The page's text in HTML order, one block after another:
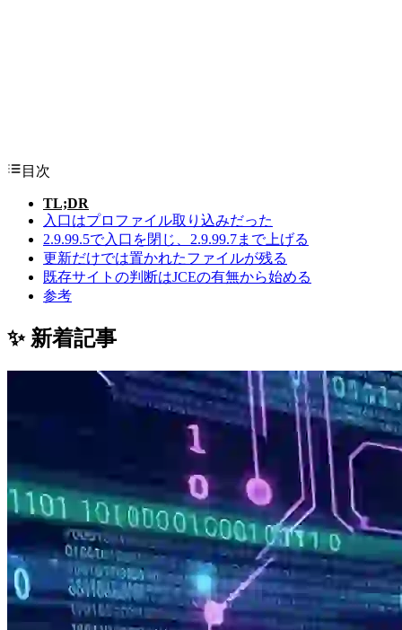
目次
TL;DR
入口はプロファイル取り込みだった
2.9.99.5で入口を閉じ、2.9.99.7まで上げる
更新だけでは置かれたファイルが残る
既存サイトの判断はJCEの有無から始める
参考
✨ 新着記事